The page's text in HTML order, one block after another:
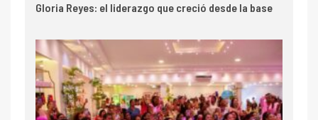
Gloria Reyes: el liderazgo que creció desde la base